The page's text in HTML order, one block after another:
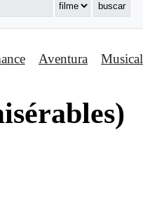
Aventura Musical